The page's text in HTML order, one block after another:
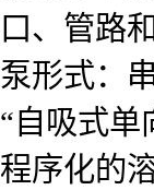
口、管路
泵形式：
“自吸式
程序化的